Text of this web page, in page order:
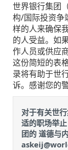
世界银行集团
构/国际投资争
样的人来确保
的人受益。如
作人员或供应
这份简短的表
录将有助于世
诉。感谢您的
对于有关世
适的职场举
团的 道德与